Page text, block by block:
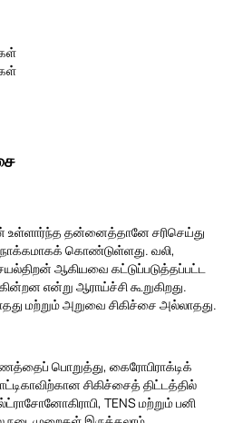
உள்ளார்ந்த தன்னைத்தானே சரிசெய்து
கொண்டுள்ளது. வலி,
ஆகியவை கட்டுப்படுத்தப்பட்ட
என்று ஆராய்ச்சி கூறுகிறது.
மற்றும் அறுவை சிகிச்சை அல்லாதது.
பொறுத்து, கைரோபிராக்டிக்
சிகிச்சைத் திட்டத்தில்
TENS மற்றும் பனி